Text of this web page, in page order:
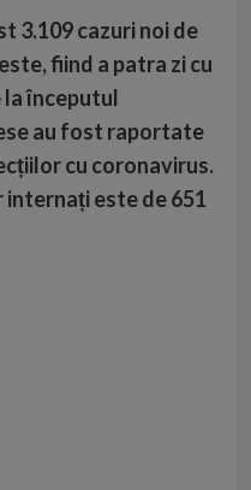
3.109 cazuri noi de
fiind a patra zi cu
la începutul
au fost raportate
cu coronavirus.
internați este de 651